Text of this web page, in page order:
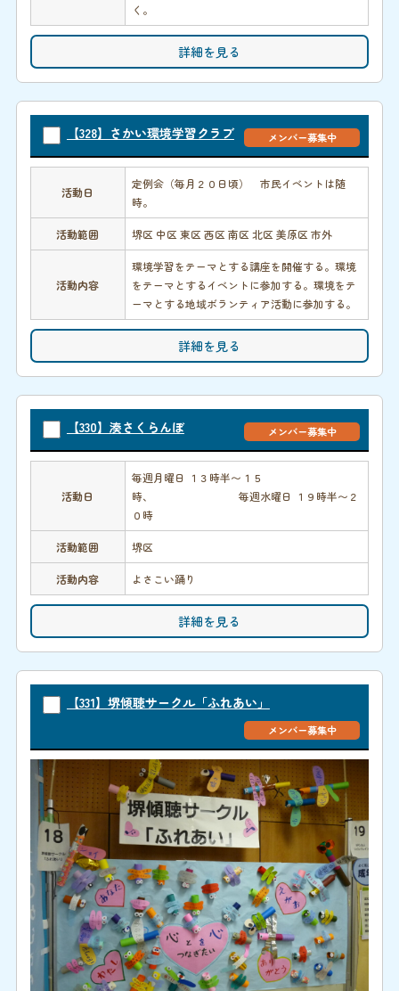
く。
詳細を見る
【328】さかい環境学習クラブ メンバー募集中
活動日
定例会（毎月２０日頃） 市民イベントは随
時。
活動範囲 堺区 中区 東区 西区 南区 北区 美原区 市外
活動内容
環境学習をテーマとする講座を開催する。環境
をテーマとするイベントに参加する。環境をテ
ーマとする地域ボランティア活動に参加する。
詳細を見る
【330】湊さくらんぼ メンバー募集中
活動日
毎週月曜日 １３時半〜１５
時、 毎週水曜日 １９時半〜２
０時
活動範囲 堺区
活動内容 よさこい踊り
詳細を見る
【331】堺傾聴サークル「ふれあい」
メンバー募集中